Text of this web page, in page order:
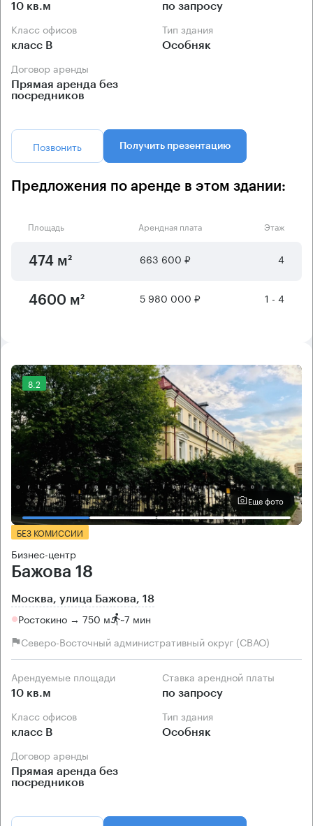
10 кв.м по запросу
Класс офисов
класс B
Тип здания
Особняк
Договор аренды
Прямая аренда без
посредников
Позвонить Получить презентацию
Предложения по аренде в этом здании:
Площадь Арендная плата Этаж
474 м² 663 600 ₽ 4
4600 м² 5 980 000 ₽ 1 - 4
8.2
Еще фото
БЕЗ КОМИССИИ
Бизнес-центр
Бажова 18
Москва, улица Бажова, 18
Ростокино → 750 м ~7 мин
Северо-Восточный административный округ (СВАО)
Арендуемые площади
10 кв.м
Ставка арендной платы
по запросу
Класс офисов
класс B
Тип здания
Особняк
Договор аренды
Прямая аренда без
посредников